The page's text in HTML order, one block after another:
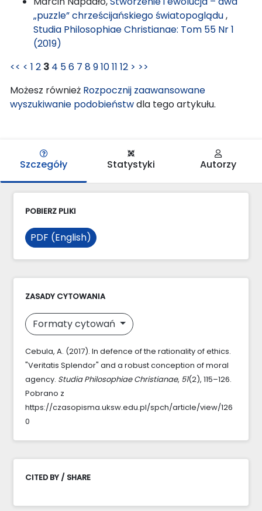
„puzzle” chrześcijańskiego światopoglądu,
Studia Philosophiae Christianae: Tom 55 Nr 1
(2019)
<< < 1 2 3 4 56 7 891011 12 > >>
Możesz również Rozpocznij zaawansowane
wyszukiwanie podobieństwdla tego artykułu.
Szczegóły Statystyki Autorzy
POBIERZ PLIKI
PDF (English)
ZASADY CYTOWANIA
Formaty cytowań
Cebula, A. (2017). In defence of the rationality of ethics.
"Veritatis Splendor" and a robust conception of moral
agency. Studia Philosophiae Christianae, 51(2), 115–126.
Pobrano z
https://czasopisma.uksw.edu.pl/spch/article/view/126
0
CITED BY / SHARE